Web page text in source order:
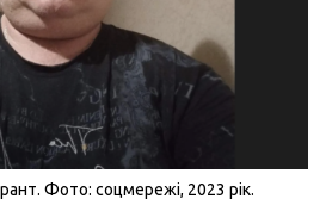
Фото: соцмережі, 2023 рік.